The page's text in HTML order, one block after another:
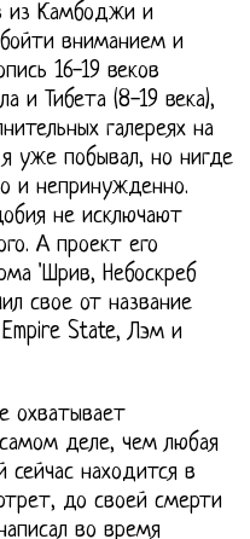
из Камбоджи и
вниманием и
16-19 веков
и Тибета (8-19 века),
галереях на
уже побывал, но нигде
и непринужденно.
не исключают
А проект его
'Шрив, Небоскреб
свое от название
State, Лэм и
охватывает
самом деле, чем любая
сейчас находится в
до своей смерти
во время